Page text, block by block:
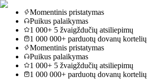
Momentinis pristatymas
Puikus palaikymas
1 000+ 5 žvaigždučių atsiliepimų
1 000 000+ parduotų dovanų kortelių
Momentinis pristatymas
Puikus palaikymas
1 000+ 5 žvaigždučių atsiliepimų
1 000 000+ parduotų dovanų kortelių